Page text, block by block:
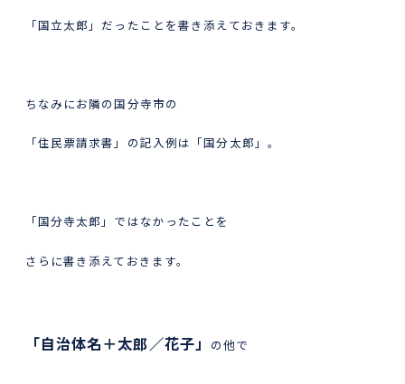
「国立太郎」だったことを書き添えておきます。
ちなみにお隣の国分寺市の
「住民票請求書」の記入例は「国分太郎」。
「国分寺太郎」ではなかったことを
さらに書き添えておきます。
「自治体名＋太郎／花子」 の他で